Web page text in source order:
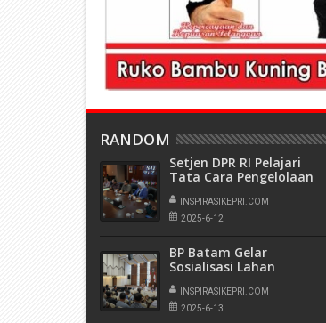
RANDOM
Setjen DPR RI Pelajari
Tata Cara Pengelolaan
Aset BP Batam
INSPIRASIKEPRI.COM
2025-6-12
BP Batam Gelar
Sosialisasi Lahan
Agribisnis, Berikan Solusi
Terbaik Bagi Warga
Temiang
INSPIRASIKEPRI.COM
2025-6-13